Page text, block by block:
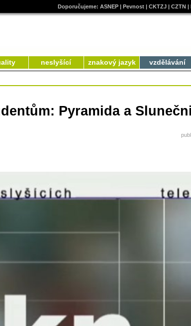
Doporučujeme: ASNEP| Pevnost| CKTZJ| CZTN|
neslyšící znakový jazyk vzdělávání
Pyramida a